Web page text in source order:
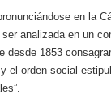
en la
analizada en un
1853
el orden social